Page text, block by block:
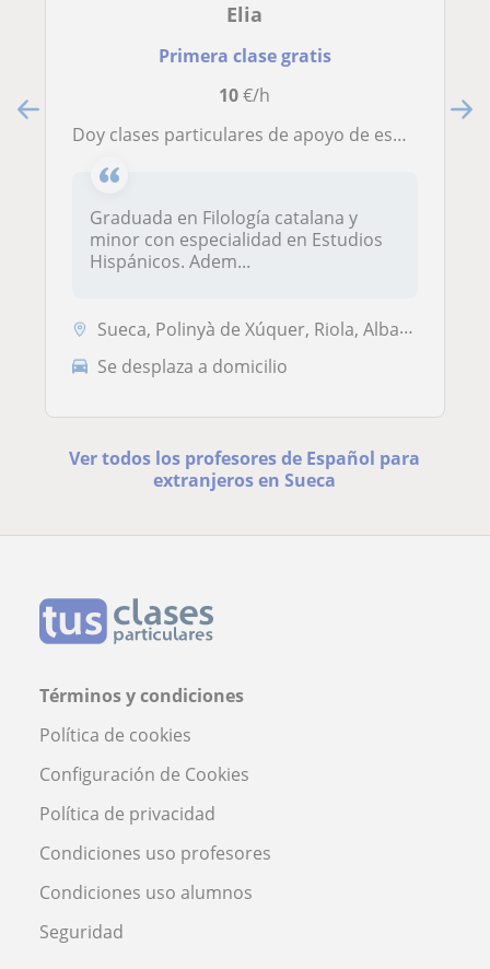
Elia
Primera clase gratis
10€/h
Doy clases particulares de apoyo de español, tanto para alumnos de instituto como para enseñar español a extranjeros
Graduada en Filología catalana y
minor con especialidad en Estudios
Hispánicos. Adem...
Sueca, Polinyà de Xúquer, Riola, Albalat de la Ribera, Cullera, Carcai...
Se desplaza a domicilio
Ver todos los profesores de Español para
extranjeros en Sueca
Términos y condiciones
Política de cookies
Configuración de Cookies
Política de privacidad
Condiciones uso profesores
Condiciones uso alumnos
Seguridad